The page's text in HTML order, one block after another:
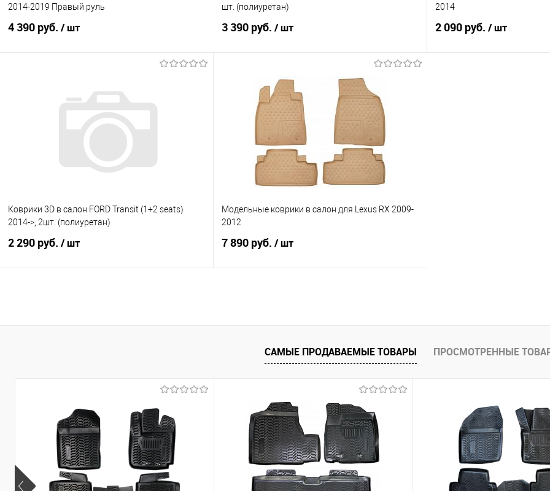
2014-2019 Правый руль
4 390 руб. / шт
Купить в 1 клик
Сравнение
Под заказ
шт. (полиуретан)
3 390 руб. / шт
В корзину
Купить в 1 клик
Сравнение
Под заказ
2014
2 090 руб. / шт
Коврики 3D в салон FORD Transit (1+2 seats)
2014->, 2шт. (полиуретан)
2 290 руб. / шт
Купить в 1 клик
Сравнение
Модельные коврики в салон для Lexus RX 2009-
2012
7 890 руб. / шт
Купить в 1 клик
Сравнение
В избранное
Под заказ
САМЫЕ ПРОДАВАЕМЫЕ ТОВАРЫ ПРОСМОТРЕННЫЕ